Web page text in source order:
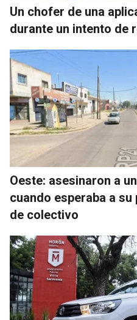
Un chofer de una
durante un intento de
Oeste: asesinaron a
cuando esperaba a su
de colectivo